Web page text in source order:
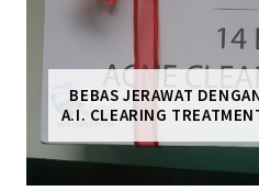
BEBAS JERAWAT
A.I. CLEARING